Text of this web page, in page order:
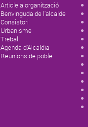
Article a organització
Benvinguda de l'alcalde
Consistori
Urbanisme
Treball
Agenda d'Alcaldia
Reunions de poble